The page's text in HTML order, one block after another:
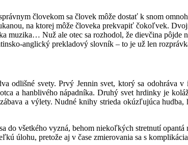
človekom sa človek môže dostať k snom
na ktorej môže človeka prekvapiť čokoľvek.
muzika… Nuž ale otec sa rozhodol, že dievčina pôjde
anglický prekladový slovník – to je už len
odlišné svety. Prvý Jennin svet, ktorý sa odohráva v
a hanblivého nápadníka. Druhý svet hrdinky je
a výlety. Nudné knihy strieda okúzľujúca hudba,
do všetkého vyzná, behom niekoľkých stretnutí opantá
úlohu, pretože aj v čase zmierovania sa s